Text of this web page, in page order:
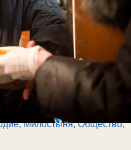
Милостыня,Общество,